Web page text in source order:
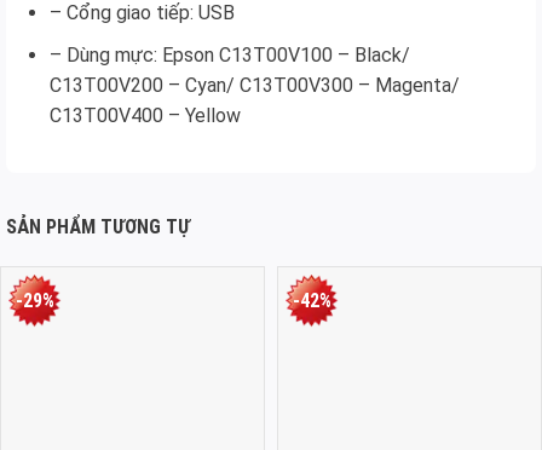
– Cổng giao tiếp: USB
– Dùng mực: Epson C13T00V100 – Black/
C13T00V200 – Cyan/ C13T00V300 – Magenta/
C13T00V400 – Yellow
SẢN PHẨM TƯƠNG TỰ
-29% -42%